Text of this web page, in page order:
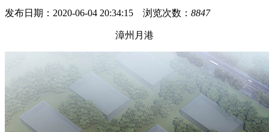
发布日期：2020-06-04 20:34:15 浏览次数： 8847
漳州月港